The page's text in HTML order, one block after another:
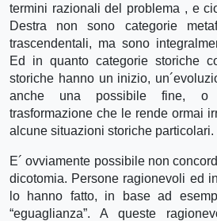
termini razionali del problema , e
Destra non sono categorie
trascendentali, ma sono
Ed in quanto categorie storiche
storiche hanno un inizio,
anche una possibile fine, o
trasformazione che le rende ormai
alcune situazioni storiche particolari.
E´ ovviamente possibile non
dicotomia. Persone ragionevoli ed
lo hanno fatto, in base ad
“eguaglianza”. A queste